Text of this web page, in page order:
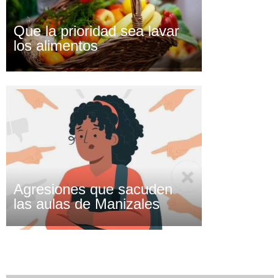
Que la prioridad sea lavar
los alimentos
Agresiones que sacuden
las aulas de Manizales